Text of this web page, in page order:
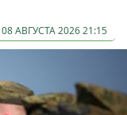
08 АВГУСТА 2026 21:15